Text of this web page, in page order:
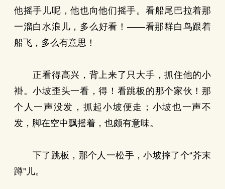
他摇手儿呢，他也向他们摇手。看船尾巴拉着那
一溜白水浪儿，多么好看！——看那群白鸟跟着
船飞，多么有意思！
正看得高兴，背上来了只大手，抓住他的小
褂。小坡歪头一看，得！看跳板的那个家伙！那
个人一声没发，抓起小坡便走；小坡也一声不
发，脚在空中飘摇着，也颇有意味。
下了跳板，那个人一松手，小坡摔了个“芥末
蹲”儿。